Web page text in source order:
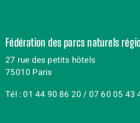
Fédération des parcs naturels
27 rue des petits hôtels
75010 Paris
Tél : 01 44 90 86 20 / 07 60 05 43